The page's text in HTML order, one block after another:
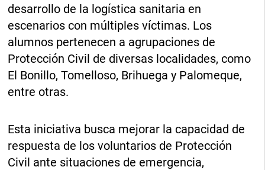
desarrollo de la logística sanitaria en
escenarios con múltiples víctimas. Los
alumnos pertenecen a agrupaciones de
Protección Civil de diversas localidades, como
El Bonillo, Tomelloso, Brihuega y Palomeque,
entre otras.
Esta iniciativa busca mejorar la capacidad de
respuesta de los voluntarios de Protección
Civil ante situaciones de emergencia,